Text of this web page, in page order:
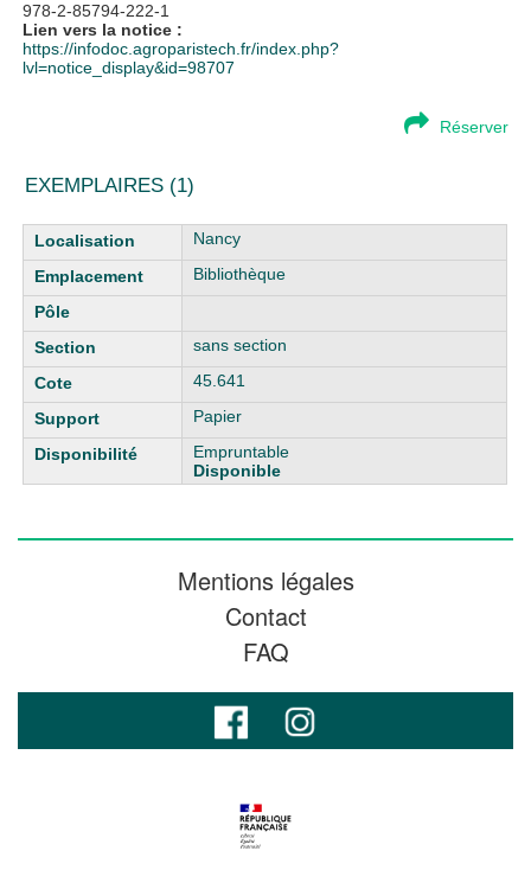
978-2-85794-222-1
Lien vers la notice :
https://infodoc.agroparistech.fr/index.php?
lvl=notice_display&id=98707
Réserver
EXEMPLAIRES (1)
Liste des exemplaires
Nancy
Bibliothèque
sans section
45.641
Papier
Empruntable
Disponible
Mentions légales
Contact
FAQ